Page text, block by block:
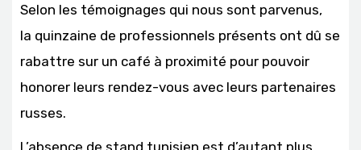
Selon les témoignages qui nous sont parvenus,
la quinzaine de professionnels présents ont dû se
rabattre sur un café à proximité pour pouvoir
honorer leurs rendez-vous avec leurs partenaires
russes.
L’absence de stand tunisien est d’autant plus